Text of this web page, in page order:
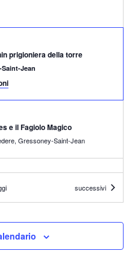
prigioniera della torre
Jean
e il Fagiolo Magico
Località Belvedere, Gressoney-Saint-Jean
e la Mela Renetta
Eventi
successivi